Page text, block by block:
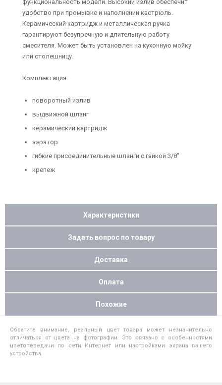
функциональность модели. Высокий излив обеспечит
удобство при промывке и наполнении кастрюль.
Керамический картридж и металлическая ручка
гарантируют безупречную и длительную работу
смесителя. Может быть установлен на кухонную мойку
или столешницу.
Комплектация:
поворотный излив
выдвижной шланг
керамический картридж
аэратор
гибкие присоединительные шланги с гайкой 3/8"
крепеж
Характеристики
Задать вопрос по товару
Доставка
Оплата
Похожие
Обратите внимание, реальный цвет товара может незначительно
отличаться от цвета на фотографии. Это связано с особенностями
цветопередачи по сети Интернет или настройками экрана вашего
устройства.